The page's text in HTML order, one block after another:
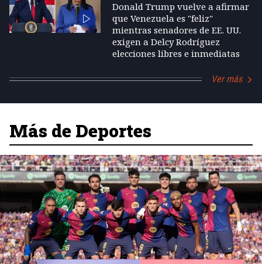
Donald Trump vuelve a afirmar
que Venezuela es "feliz"
mientras senadores de EE. UU.
exigen a Delcy Rodríguez
elecciones libres e inmediatas
Ver más
Más de Deportes